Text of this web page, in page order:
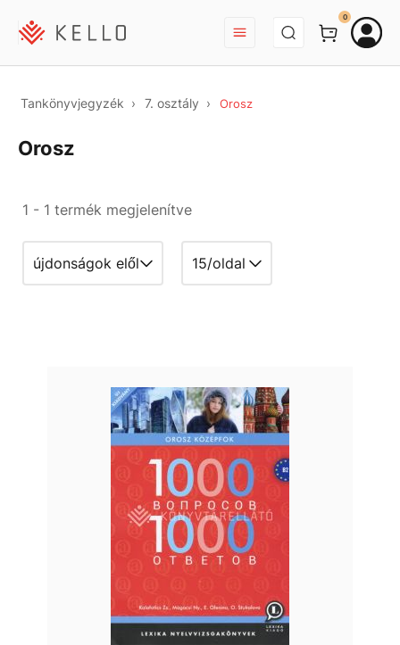
BEJELENTKEZÉS
0
Tankönyvjegyzék 7. osztály Orosz
Orosz
1 - 1 termék megjelenítve